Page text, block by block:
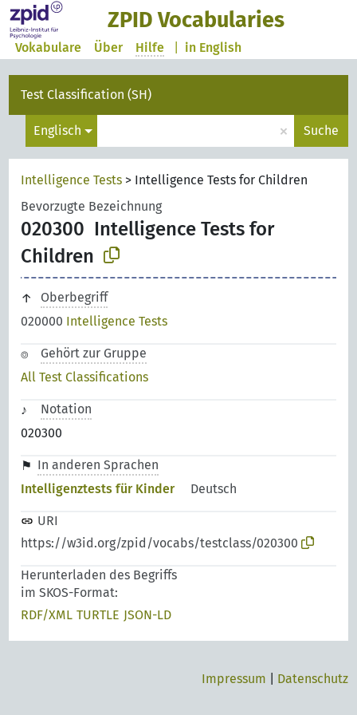
ZPID Vocabularies
in English
Vokabulare Über Hilfe
Test Classification (SH)
Englisch × Suche
Intelligence Tests > Intelligence Tests for Children
Bevorzugte Bezeichnung
020300 Intelligence Tests for
Children
Oberbegriff
020000 Intelligence Tests
Gehört zur Gruppe
All Test Classifications
Notation
020300
In anderen Sprachen
Intelligenztests für Kinder
Deutsch
URI
https://w3id.org/zpid/vocabs/testclass/020300
Herunterladen des Begriffs
im SKOS-Format:
RDF/XML TURTLE JSON-LD
Impressum Datenschutz